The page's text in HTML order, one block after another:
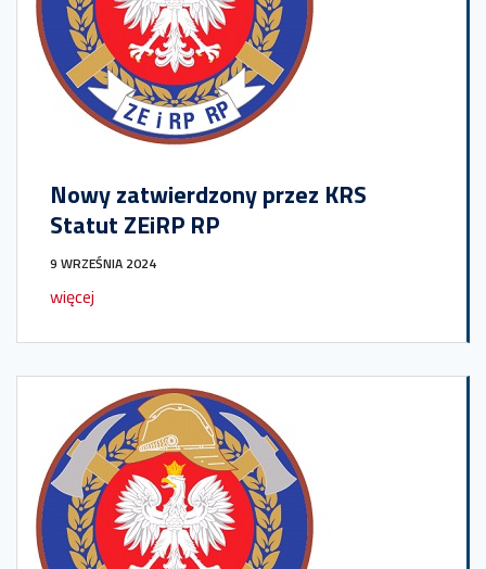
Nowy zatwierdzony przez KRS
Statut ZEiRP RP
9 WRZEŚNIA 2024
więcej